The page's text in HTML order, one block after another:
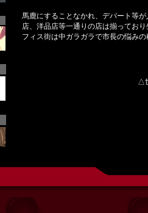
馬鹿にすることなかれ、デパート等
店、洋品店等一通りの店は揃ってお
フィス街は中ガラガラで市長の悩みの
△